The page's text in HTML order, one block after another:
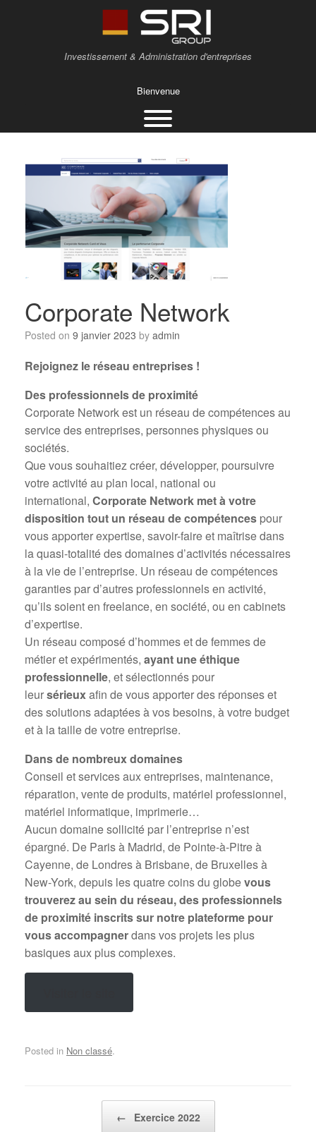
Investissement & Administration d'entreprises
Bienvenue
Corporate Network
Posted on 9 janvier 2023 by admin
Rejoignez le réseau entreprises !
Des professionnels de proximité
Corporate Network est un réseau de compétences au
service des entreprises, personnes physiques ou
sociétés.
Que vous souhaitiez créer, développer, poursuivre
votre activité au plan local, national ou
international, Corporate Network met à votre
disposition tout un réseau de compétences pour
vous apporter expertise, savoir-faire et maîtrise dans
la quasi-totalité des domaines d’activités nécessaires
à la vie de l’entreprise. Un réseau de compétences
garanties par d’autres professionnels en activité,
qu’ils soient en freelance, en société, ou en cabinets
d’expertise.
Un réseau composé d’hommes et de femmes de
métier et expérimentés, ayant une éthique
professionnelle, et sélectionnés pour
leursérieuxafin de vous apporter des réponses et
des solutions adaptées à vos besoins, à votre budget
et à la taille de votre entreprise.
Dans de nombreux domaines
Conseil et services aux entreprises, maintenance,
réparation, vente de produits, matériel professionnel,
matériel informatique, imprimerie…
Aucun domaine sollicité par l’entreprise n’est
épargné. De Paris à Madrid, de Pointe-à-Pitre à
Cayenne, de Londres à Brisbane, de Bruxelles à
New-York, depuis les quatre coins du globevous
trouverez au sein du réseau, des professionnels
de proximité inscrits sur notre plateforme pour
vous accompagnerdans vos projets les plus
basiques aux plus complexes.
Posted in Non classé.
← Exercice 2022